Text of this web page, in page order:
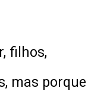
filhos,
mas porque